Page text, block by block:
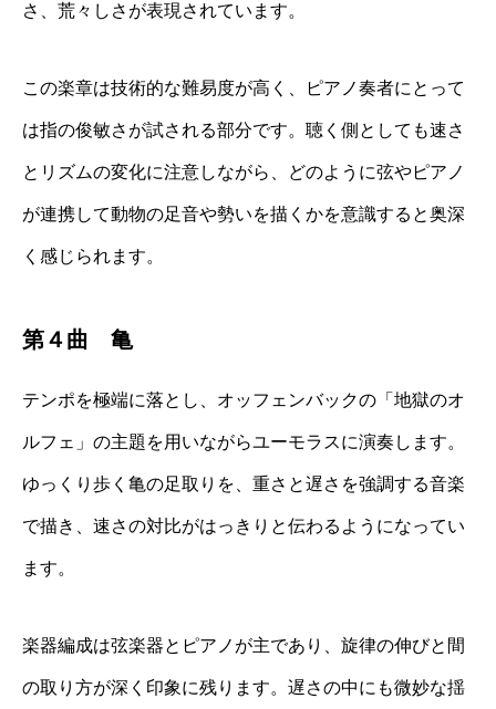
さ、荒々しさが表現されています。
この楽章は技術的な難易度が高く、ピアノ奏者にとって
は指の俊敏さが試される部分です。聴く側としても速さ
とリズムの変化に注意しながら、どのように弦やピアノ
が連携して動物の足音や勢いを描くかを意識すると奥深
く感じられます。
第４曲 亀
テンポを極端に落とし、オッフェンバックの「地獄のオ
ルフェ」の主題を用いながらユーモラスに演奏します。
ゆっくり歩く亀の足取りを、重さと遅さを強調する音楽
で描き、速さの対比がはっきりと伝わるようになってい
ます。
楽器編成は弦楽器とピアノが主であり、旋律の伸びと間
の取り方が深く印象に残ります。遅さの中にも微妙な揺